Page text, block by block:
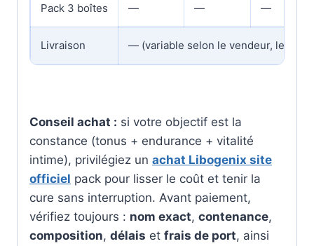
Pack 3 boîtes — — —
Livraison — (variable selon le vendeur, le
Conseil achat : si votre objectif est la
constance (tonus + endurance + vitalité
intime), privilégiez un achat Libogenix site
officiel pack pour lisser le coût et tenir la
cure sans interruption. Avant paiement,
vérifiez toujours : nom exact, contenance,
composition, délais et frais de port, ainsi